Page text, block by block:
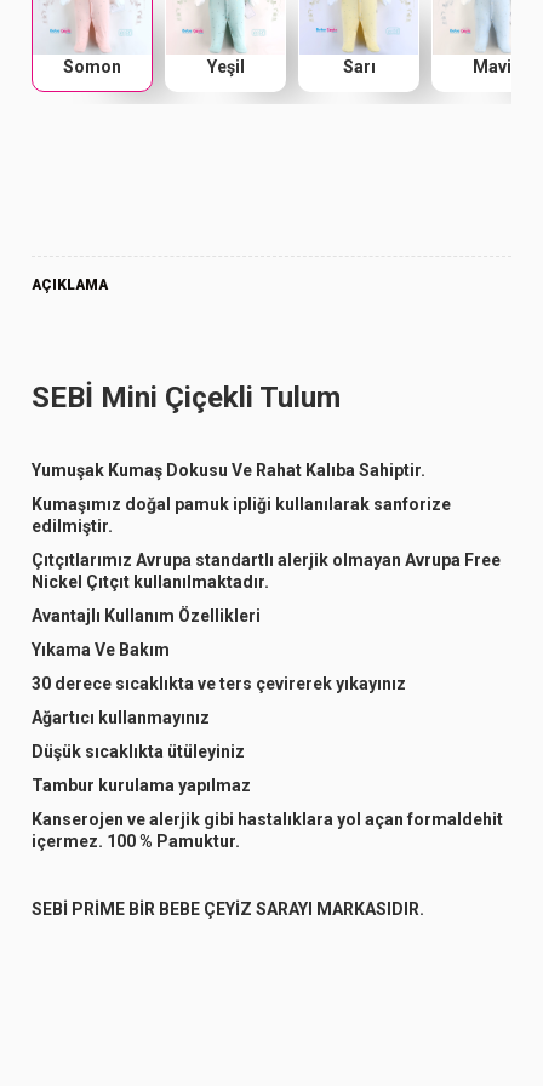
Somon Yeşil Sarı Mavi
AÇIKLAMA
SEBİ Mini Çiçekli Tulum
Yumuşak Kumaş Dokusu Ve Rahat Kalıba Sahiptir.
Kumaşımız doğal pamuk ipliği kullanılarak sanforize
edilmiştir.
Çıtçıtlarımız Avrupa standartlı alerjik olmayan Avrupa Free
Nickel Çıtçıt kullanılmaktadır.
Avantajlı Kullanım Özellikleri
Yıkama Ve Bakım
30 derece sıcaklıkta ve ters çevirerek yıkayınız
Ağartıcı kullanmayınız
Düşük sıcaklıkta ütüleyiniz
Tambur kurulama yapılmaz
Kanserojen ve alerjik gibi hastalıklara yol açan formaldehit
içermez. 100 % Pamuktur.
SEBİ PRİME BİR BEBE ÇEYİZ SARAYI MARKASIDIR.